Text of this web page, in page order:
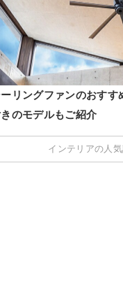
リングファンのおすす
のモデルもご紹介
インテリアの人